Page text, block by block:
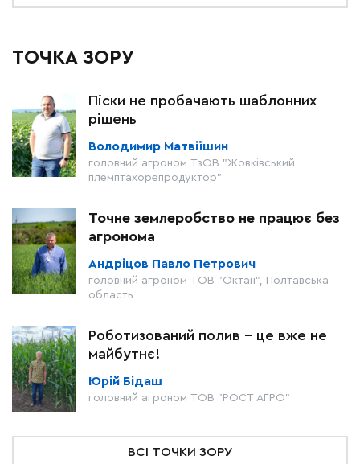
ТОЧКА ЗОРУ
Піски не пробачають шаблонних
рішень
Володимир Матвіїшин
головний агроном ТзОВ "Жовківський
племптахорепродуктор"
Точне землеробство не працює без
агронома
Андріцов Павло Петрович
головний агроном ТОВ "Октан", Полтавська
область
Роботизований полив – це вже не
майбутнє!
Юрій Бідаш
головний агроном ТОВ "РОСТ АГРО"
ВСІ ТОЧКИ ЗОРУ